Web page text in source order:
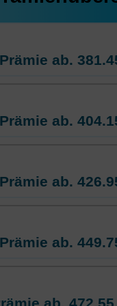
ab.
381.45
ab.
404.15
ab.
426.95
ab.